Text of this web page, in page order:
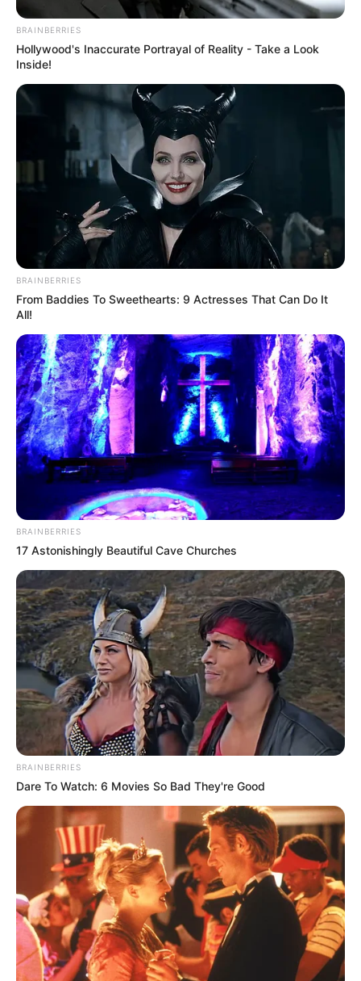
BRAINBERRIES
Hollywood's Inaccurate Portrayal of Reality - Take a Look
Inside!
BRAINBERRIES
From Baddies To Sweethearts: 9 Actresses That Can Do It
All!
BRAINBERRIES
17 Astonishingly Beautiful Cave Churches
BRAINBERRIES
Dare To Watch: 6 Movies So Bad They're Good